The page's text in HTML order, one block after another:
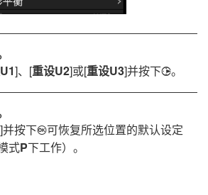
]、[重设U2]或[重设U3]并按下2。
]并按下J可恢复所选位置的默认设定
式P下工作）。